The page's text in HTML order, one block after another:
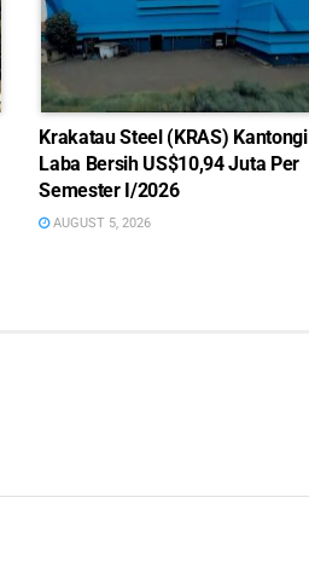
Krakatau Steel (KRAS) Kantongi
Laba Bersih US$10,94 Juta Per
Semester I/2026
AUGUST 5, 2026